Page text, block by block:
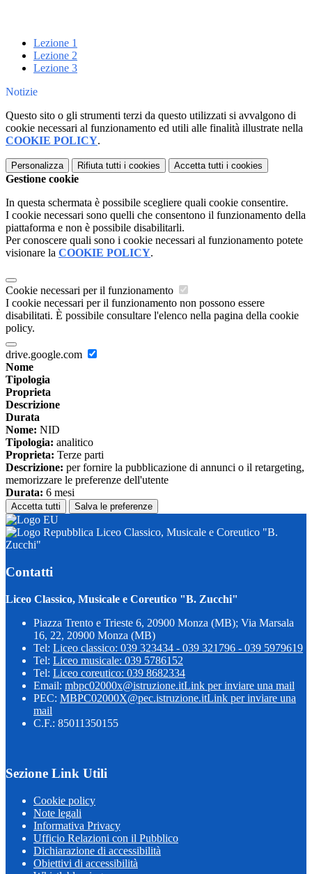
Lezione 1
Lezione 2
Lezione 3
Notizie
Questo sito o gli strumenti terzi da questo utilizzati si avvalgono di
cookie necessari al funzionamento ed utili alle finalità illustrate nella
COOKIE POLICY.
Personalizza Rifiuta tutti i cookies Accetta tutti i cookies
Gestione cookie
In questa schermata è possibile scegliere quali cookie consentire.
I cookie necessari sono quelli che consentono il funzionamento della
piattaforma e non è possibile disabilitarli.
Per conoscere quali sono i cookie necessari al funzionamento potete
visionare la COOKIE POLICY.
Cookie necessari per il funzionamento
I cookie necessari per il funzionamento non possono essere
disabilitati. È possibile consultare l'elenco nella pagina della cookie
policy.
drive.google.com
Nome
Tipologia
Proprieta
Descrizione
Durata
Nome: NID
Tipologia: analitico
Proprieta: Terze parti
Descrizione: per fornire la pubblicazione di annunci o il retargeting,
memorizzare le preferenze dell'utente
Durata: 6 mesi
Accetta tutti Salva le preferenze
Liceo Classico, Musicale e Coreutico "B.
Zucchi"
Contatti
Liceo Classico, Musicale e Coreutico "B. Zucchi"
Piazza Trento e Trieste 6, 20900 Monza (MB); Via Marsala
16, 22, 20900 Monza (MB)
Tel: Liceo classico: 039 323434 - 039 321796 - 039 5979619
Tel: Liceo musicale: 039 5786152
Tel: Liceo coreutico: 039 8682334
Email: mbpc02000x@istruzione.itLink per inviare una mail
PEC: MBPC02000X@pec.istruzione.itLink per inviare una
mail
C.F.: 85011350155
Sezione Link Utili
Cookie policy
Note legali
Informativa Privacy
Ufficio Relazioni con il Pubblico
Dichiarazione di accessibilità
Obiettivi di accessibilità